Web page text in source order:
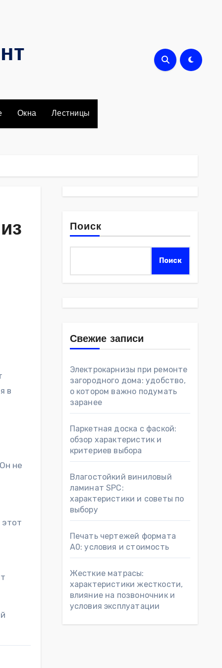
Окна Лестницы
в
не
Поиск
Поиск
Свежие записи
Электрокарнизы при ремонте
загородного дома: удобство,
о котором важно подумать
заранее
Паркетная доска с фаской:
обзор характеристик и
критериев выбора
Влагостойкий виниловый
ламинат SPC:
характеристики и советы по
выбору
Печать чертежей формата
А0: условия и стоимость
Жесткие матрасы:
характеристики жесткости,
влияние на позвоночник и
условия эксплуатации